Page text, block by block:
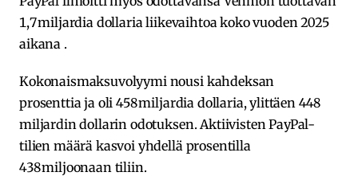
1,7 miljardia dollaria liikevaihtoa koko vuoden 2025
aikana .
Kokonaismaksuvolyymi nousi kahdeksan
prosenttia ja oli 458 miljardia dollaria, ylittäen 448
miljardin dollarin odotuksen. Aktiivisten PayPal-
tilien määrä kasvoi yhdellä prosentilla
438 miljoonaan tiliin.